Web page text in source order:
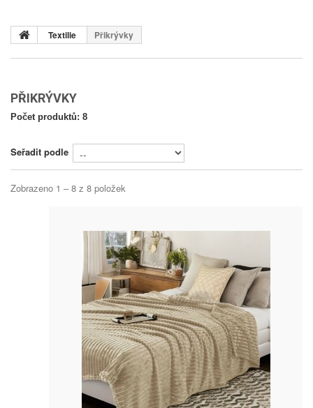
Textilie Přikrývky
PŘIKRÝVKY
Počet produktů: 8
Seřadit podle
Zobrazeno 1 – 8 z 8 položek